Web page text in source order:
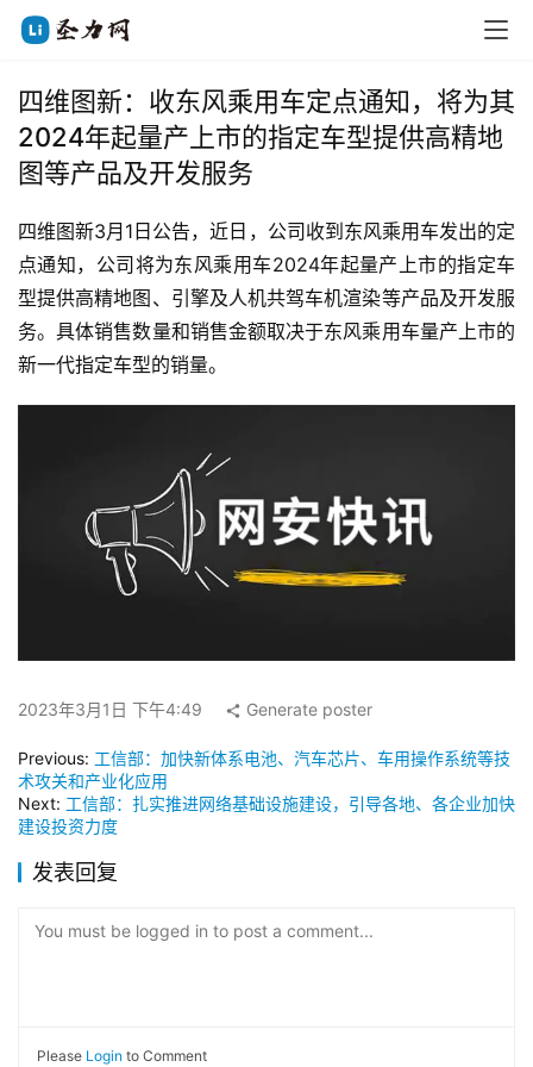
四维图新：收东风乘用车定点通知，将为其
2024年起量产上市的指定车型提供高精地
图等产品及开发服务
四维图新3月1日公告，近日，公司收到东风乘用车发出的定
点通知，公司将为东风乘用车2024年起量产上市的指定车
型提供高精地图、引擎及人机共驾车机渲染等产品及开发服
务。具体销售数量和销售金额取决于东风乘用车量产上市的
新一代指定车型的销量。
2023年3月1日 下午4:49 Generate poster
Previous: 工信部：加快新体系电池、汽车芯片、车用操作系统等技
术攻关和产业化应用
Next: 工信部：扎实推进网络基础设施建设，引导各地、各企业加快
建设投资力度
发表回复
You must be logged in to post a comment...
Please Login to Comment